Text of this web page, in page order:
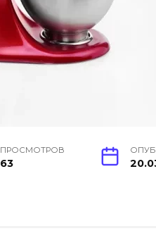
ПРОСМОТРОВ
63